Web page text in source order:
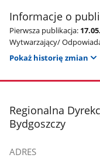
Informacje o
Pierwsza publikacja:
Wytwarzający/
Pokaż historię zmian
stopka
Regionalna
Bydgoszczy
ADRES